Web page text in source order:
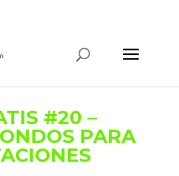
#20 –
PARA